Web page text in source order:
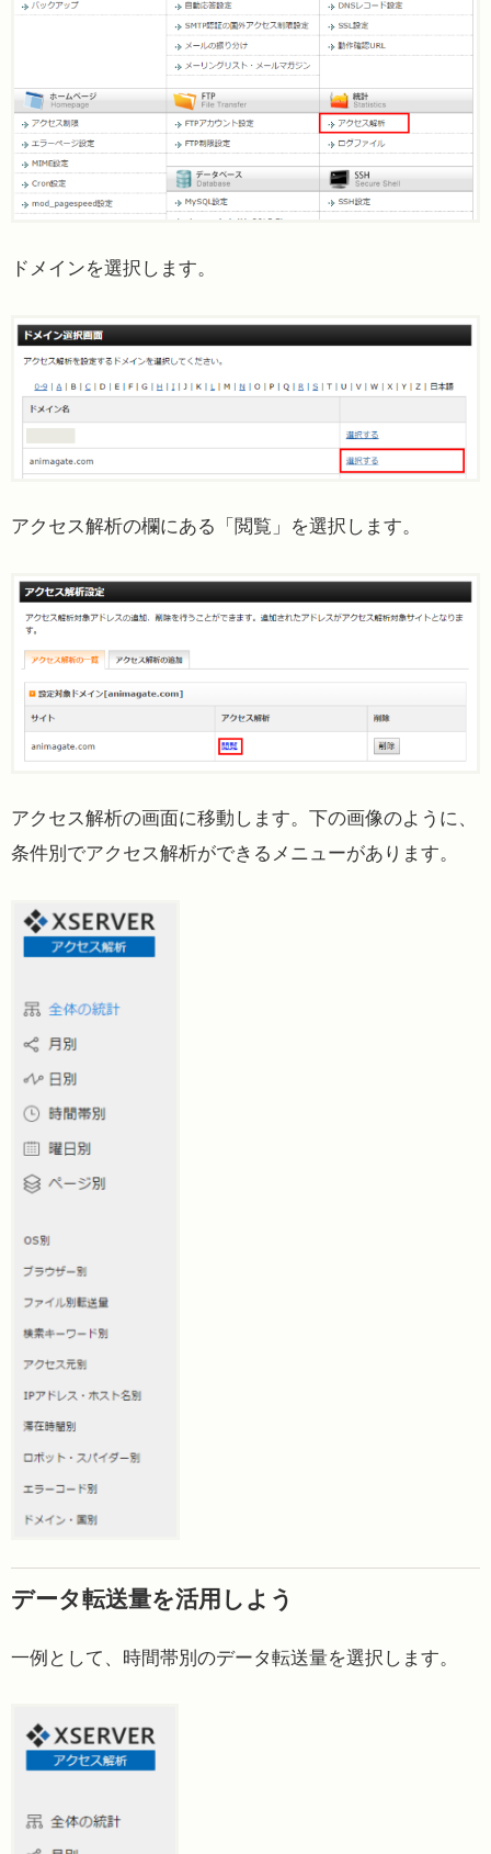
ドメインを選択します。
アクセス解析の欄にある「閲覧」を選択します。
アクセス解析の画面に移動します。下の画像のように、
条件別でアクセス解析ができるメニューがあります。
データ転送量を活用しよう
一例として、時間帯別のデータ転送量を選択します。